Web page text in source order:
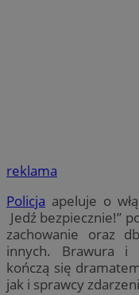
reklama
Policja apeluje o
Jedź bezpiecznie!”
zachowanie oraz
innych. Brawura i
kończą się
jak i sprawcy